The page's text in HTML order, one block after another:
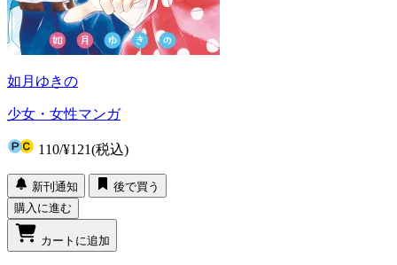
如月ゆきの
少女・女性マンガ
110/¥121(税込)
新刊通知
後で買う
購入に進む
カートに追加